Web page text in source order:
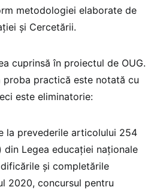
metodologiei elaborate de
şi Cercetării.
cuprinsă în proiectul de OUG.
practică este notată cu
este eliminatorie:
la prevederile articolului 254
din Legea educației naționale
și completările
2020, concursul pentru